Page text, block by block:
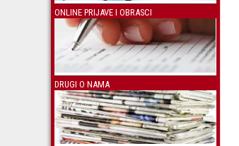
ONLINE PRIJAVE I OBRASCI
DRUGI O NAMA